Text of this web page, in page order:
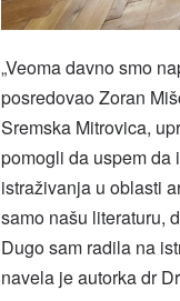
„Veoma davno smo
posredovao Zoran
Sremska Mitrovica,
pomogli da uspem da
istraživanja u oblasti
samo našu literaturu,
Dugo sam radila na
navela je autorka dr